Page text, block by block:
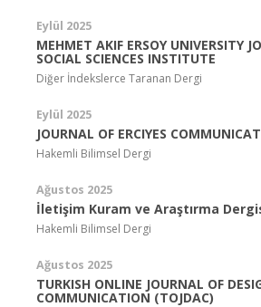
Eylül 2025
MEHMET AKIF ERSOY UNIVERSITY
SOCIAL SCIENCES INSTITUTE
Diğer İndekslerce Taranan Dergi
Eylül 2025
JOURNAL OF ERCIYES
Hakemli Bilimsel Dergi
Ağustos 2025
İletişim Kuram ve Araştırma
Hakemli Bilimsel Dergi
Ağustos 2025
TURKISH ONLINE JOURNAL OF
COMMUNICATION (TOJDAC)